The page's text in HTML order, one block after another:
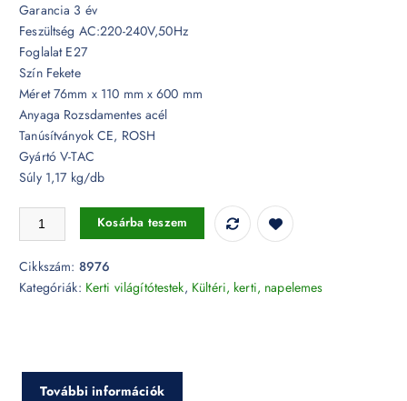
Garancia 3 év
Feszültség AC:220-240V,50Hz
Foglalat E27
Szín Fekete
Méret 76mm x 110 mm x 600 mm
Anyaga Rozsdamentes acél
Tanúsítványok CE, ROSH
Gyártó V-TAC
Súly 1,17 kg/db
Fekete kerti álló lámpatest E27 foglalattal beépített mozgásérzékelővel
Kosárba teszem
Cikkszám: 8976
Kategóriák: Kerti világítótestek, Kültéri, kerti, napelemes
További információk